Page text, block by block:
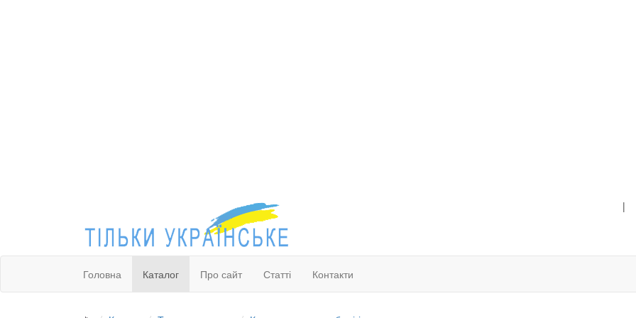
|
Головна Каталог Про сайт Статті Контакти